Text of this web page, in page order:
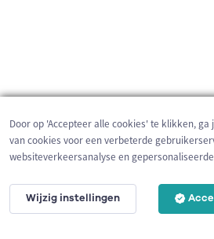
200 m
Door op 'Accepteer alle cookies' te klikken,
van cookies voor een verbeterde
websiteverkeersanalyse en
Wijzig instellingen